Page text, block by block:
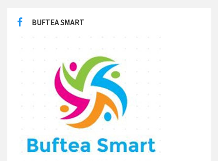
BUFTEA SMART